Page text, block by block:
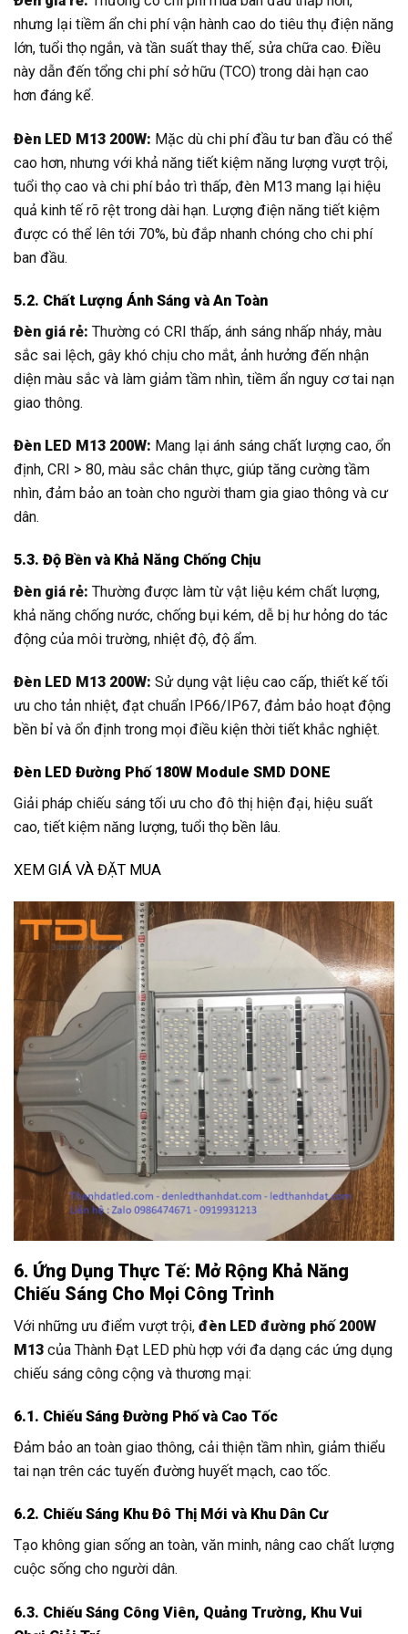
nhưng lại tiềm ẩn chi phí vận hành cao do tiêu thụ điện năng
lớn, tuổi thọ ngắn, và tần suất thay thế, sửa chữa cao. Điều
này dẫn đến tổng chi phí sở hữu (TCO) trong dài hạn cao
hơn đáng kể.
Đèn LED M13 200W: Mặc dù chi phí đầu tư ban đầu có thể
cao hơn, nhưng với khả năng tiết kiệm năng lượng vượt trội,
tuổi thọ cao và chi phí bảo trì thấp, đèn M13 mang lại hiệu
quả kinh tế rõ rệt trong dài hạn. Lượng điện năng tiết kiệm
được có thể lên tới 70%, bù đắp nhanh chóng cho chi phí
ban đầu.
5.2. Chất Lượng Ánh Sáng và An Toàn
Đèn giá rẻ: Thường có CRI thấp, ánh sáng nhấp nháy, màu
sắc sai lệch, gây khó chịu cho mắt, ảnh hưởng đến nhận
diện màu sắc và làm giảm tầm nhìn, tiềm ẩn nguy cơ tai nạn
giao thông.
Đèn LED M13 200W: Mang lại ánh sáng chất lượng cao, ổn
định, CRI > 80, màu sắc chân thực, giúp tăng cường tầm
nhìn, đảm bảo an toàn cho người tham gia giao thông và cư
dân.
5.3. Độ Bền và Khả Năng Chống Chịu
Đèn giá rẻ: Thường được làm từ vật liệu kém chất lượng,
khả năng chống nước, chống bụi kém, dễ bị hư hỏng do tác
động của môi trường, nhiệt độ, độ ẩm.
Đèn LED M13 200W: Sử dụng vật liệu cao cấp, thiết kế tối
ưu cho tản nhiệt, đạt chuẩn IP66/IP67, đảm bảo hoạt động
bền bỉ và ổn định trong mọi điều kiện thời tiết khắc nghiệt.
Đèn LED Đường Phố 180W Module SMD DONE
Giải pháp chiếu sáng tối ưu cho đô thị hiện đại, hiệu suất
cao, tiết kiệm năng lượng, tuổi thọ bền lâu.
XEM GIÁ VÀ ĐẶT MUA
6. Ứng Dụng Thực Tế: Mở Rộng Khả Năng
Chiếu Sáng Cho Mọi Công Trình
Với những ưu điểm vượt trội, đèn LED đường phố 200W
M13 của Thành Đạt LED phù hợp với đa dạng các ứng dụng
chiếu sáng công cộng và thương mại:
6.1. Chiếu Sáng Đường Phố và Cao Tốc
Đảm bảo an toàn giao thông, cải thiện tầm nhìn, giảm thiểu
tai nạn trên các tuyến đường huyết mạch, cao tốc.
6.2. Chiếu Sáng Khu Đô Thị Mới và Khu Dân Cư
Tạo không gian sống an toàn, văn minh, nâng cao chất lượng
cuộc sống cho người dân.
6.3. Chiếu Sáng Công Viên, Quảng Trường, Khu Vui